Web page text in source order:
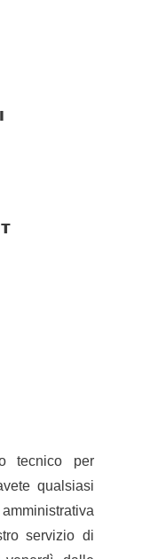
tecnico per
qualsiasi
servizio di